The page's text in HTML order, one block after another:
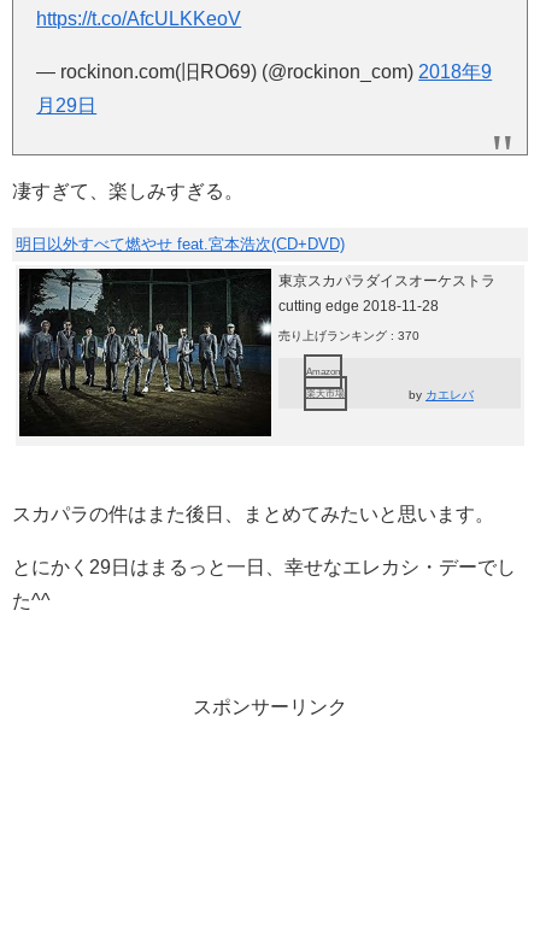
https://t.co/AfcULKKeoV
— rockinon.com(旧RO69) (@rockinon_com) 2018年9
月29日
凄すぎて、楽しみすぎる。
明日以外すべて燃やせ feat.宮本浩次(CD+DVD)
東京スカパラダイスオーケストラ
cutting edge 2018-11-28
売り上げランキング : 370
Amazon
楽天市場
by カエレバ
スカパラの件はまた後日、まとめてみたいと思います。
とにかく29日はまるっと一日、幸せなエレカシ・デーでし
た^^
スポンサーリンク